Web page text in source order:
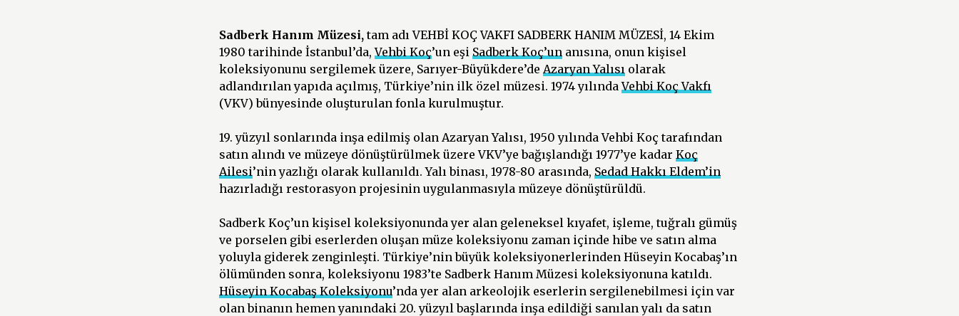
Sadberk Hanım Müzesi,tam adı VEHBİ KOÇ VAKFI SADBERK HANIM MÜZESİ, 14 Ekim
1980 tarihinde İstanbul’da,Vehbi Koç’un eşi Sadberk Koç’un anısına, onun kişisel
koleksiyonunu sergilemek üzere, Sarıyer-Büyükdere’de Azaryan Yalısı olarak
adlandırılan yapıda açılmış, Türkiye’nin ilk özel müzesi. 1974 yılındaVehbi Koç Vakfı
(VKV) bünyesinde oluşturulan fonla kurulmuştur.
19. yüzyıl sonlarında inşa edilmiş olan Azaryan Yalısı, 1950 yılında Vehbi Koç tarafından
satın alındı ve müzeye dönüştürülmek üzere VKV’ye bağışlandığı 1977’ye kadar Koç
Ailesi’nin yazlığı olarak kullanıldı. Yalı binası, 1978-80 arasında, Sedad Hakkı Eldem’in
hazırladığı restorasyon projesinin uygulanmasıyla müzeye dönüştürüldü.
Sadberk Koç’un kişisel koleksiyonunda yer alan geleneksel kıyafet, işleme, tuğralı gümüş
ve porselen gibi eserlerden oluşan müze koleksiyonu zaman içinde hibe ve satın alma
yoluyla giderek zenginleşti. Türkiye’nin büyük koleksiyonerlerinden Hüseyin Kocabaş’ın
ölümünden sonra, koleksiyonu 1983’te Sadberk Hanım Müzesi koleksiyonuna katıldı.
Hüseyin Kocabaş Koleksiyonu’nda yer alan arkeolojik eserlerin sergilenebilmesi için var
olan binanın hemen yanındaki 20. yüzyıl başlarında inşa edildiği sanılan yalı da satın